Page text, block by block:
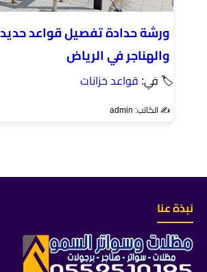
ورشة حدادة تفصيل قواعد
والهناجر في الرياض
🏷 في: قواعد خزانات
✍️ الكاتب: admin
نبذة عنا